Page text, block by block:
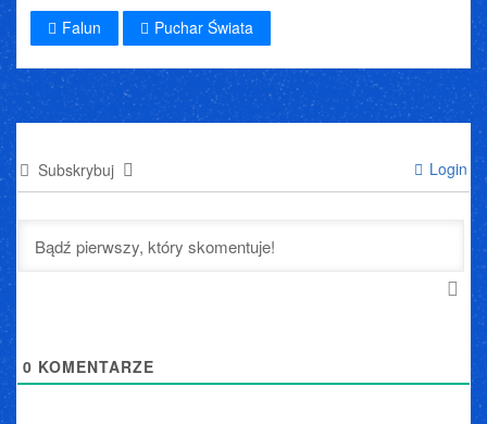
Falun Puchar Świata
Subskrybuj Login
0 KOMENTARZE